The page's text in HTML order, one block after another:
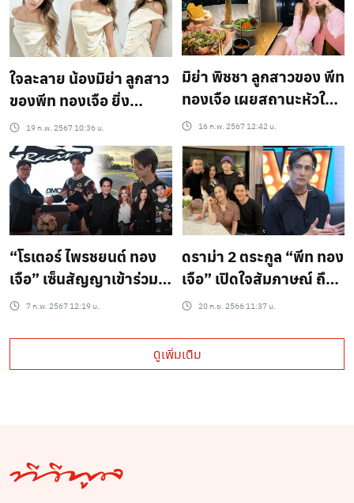
ใจละลาย น้องมิย่า ลูกสาว
ของพีท ทองเจือ ยิ่ง
โต….ยิ่งสวยขึ้น!!
19 ก.พ. 2567 10:36 น.
มิย่า พิชชา ลูกสาวของ พีท
ทองเจือ เผยสถานะหัวใจ
หลังเดตวาเลนไทน์
16 ก.พ. 2567 12:42 น.
“โรเตอร์ ไพรชยนต์ ทอง
เจือ” เซ็นสัญญาเข้าร่วม
ทีมการแข่งขัน Super
ฤดูกาล 2024
7 ก.พ. 2567 12:19 น.
ดราม่า 2 ตระกูล “พีท ทอง
เจือ” เปิดใจสัมภาษณ์ ถึง
ลูกๆ แบบนี้
20 ก.ย. 2566 11:37 น.
ดูเพิ่มเติม